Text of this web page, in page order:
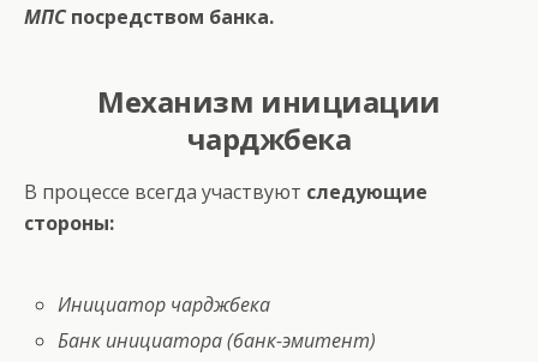
МПС посредством банка.
Механизм инициации
чарджбека
В процессе всегда участвуют следующие
стороны:
Инициатор чарджбека
Банк инициатора (банк-эмитент)